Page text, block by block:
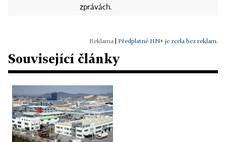
zprávách.
Předplatné HN+ je zcela bez reklam.
Související články